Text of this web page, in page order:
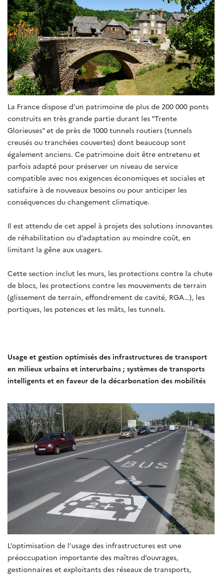
La France dispose d’un patrimoine de plus de 200 000 ponts
construits en très grande partie durant les "Trente
Glorieuses" et de près de 1000 tunnels routiers (tunnels
creusés ou tranchées couvertes) dont beaucoup sont
également anciens. Ce patrimoine doit être entretenu et
parfois adapté pour préserver un niveau de service
compatible avec nos exigences économiques et sociales et
satisfaire à de nouveaux besoins ou pour anticiper les
conséquences du changement climatique.
Il est attendu de cet appel à projets des solutions innovantes
de réhabilitation ou d’adaptation au moindre coût, en
limitant la gêne aux usagers.
Cette section inclut les murs, les protections contre la chute
de blocs, les protections contre les mouvements de terrain
(glissement de terrain, effondrement de cavité, RGA…), les
portiques, les potences et les mâts, les tunnels.
Usage et gestion optimisés des infrastructures de transport
en milieux urbains et interurbains ; systèmes de transports
intelligents et en faveur de la décarbonation des mobilités
L’optimisation de l’usage des infrastructures est une
préoccupation importante des maîtres d’ouvrages,
gestionnaires et exploitants des réseaux de transports,